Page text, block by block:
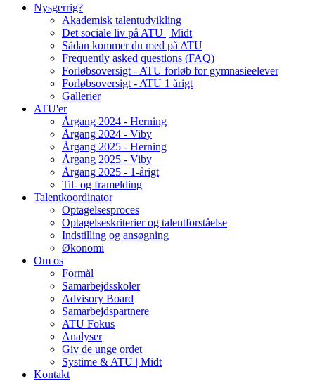
Nysgerrig?
Akademisk talentudvikling
Det sociale liv på ATU | Midt
Sådan kommer du med på ATU
Frequently asked questions (FAQ)
Forløbsoversigt - ATU forløb for gymnasieelever
Forløbsoversigt - ATU 1 årigt
Gallerier
ATU'er
Årgang 2024 - Herning
Årgang 2024 - Viby
Årgang 2025 - Herning
Årgang 2025 - Viby
Årgang 2025 - 1-årigt
Til- og framelding
Talentkoordinator
Optagelsesproces
Optagelseskriterier og talentforståelse
Indstilling og ansøgning
Økonomi
Om os
Formål
Samarbejdsskoler
Advisory Board
Samarbejdspartnere
ATU Fokus
Analyser
Giv de unge ordet
Systime & ATU | Midt
Kontakt